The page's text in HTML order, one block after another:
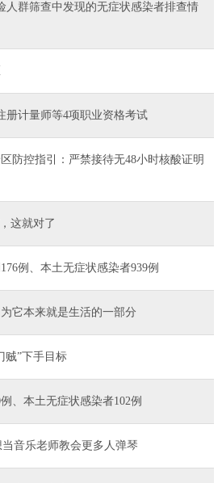
人群筛查中发现的无症状感染者排查情
册计量师等4项职业资格考试
防控指引：严禁接待无48小时核酸证明
这就对了
例、本土无症状感染者939例
它本来就是生活的一部分
贼”下手目标
、本土无症状感染者102例
音乐老师教会更多人弹琴